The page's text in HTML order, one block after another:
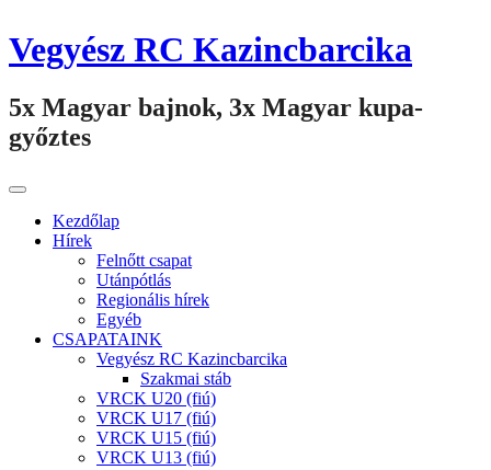
Vegyész RC Kazincbarcika
5x Magyar bajnok, 3x Magyar kupa-
győztes
Kezdőlap
Hírek
Felnőtt csapat
Utánpótlás
Regionális hírek
Egyéb
CSAPATAINK
Vegyész RC Kazincbarcika
Szakmai stáb
VRCK U20 (fiú)
VRCK U17 (fiú)
VRCK U15 (fiú)
VRCK U13 (fiú)